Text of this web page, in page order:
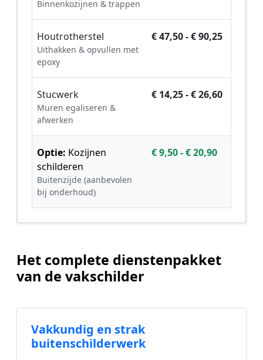
Binnenkozijnen & trappen
Houtrotherstel
Uithakken & opvullen met
epoxy
€ 47,50 - € 90,25
Stucwerk
Muren egaliseren &
afwerken
€ 14,25 - € 26,60
Optie: Kozijnen
schilderen
Buitenzijde (aanbevolen
bij onderhoud)
€ 9,50 - € 20,90
Het complete dienstenpakket
van de vakschilder
Vakkundig en strak
buitenschilderwerk